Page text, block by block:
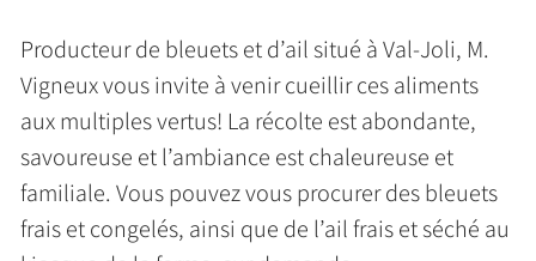
Producteur de bleuets et d’ail situé à Val-Joli, M.
Vigneux vous invite à venir cueillir ces aliments
aux multiples vertus! La récolte est abondante,
savoureuse et l’ambiance est chaleureuse et
familiale. Vous pouvez vous procurer des bleuets
frais et congelés, ainsi que de l’ail frais et séché au